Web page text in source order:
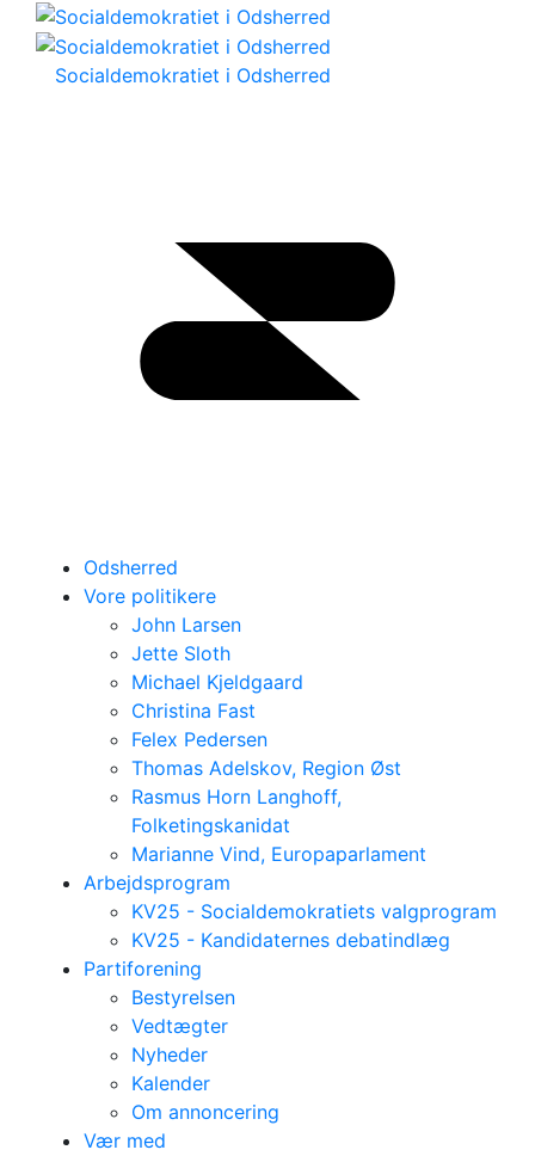
Socialdemokratiet i Odsherred
Odsherred
Vore politikere
John Larsen
Jette Sloth
Michael Kjeldgaard
Christina Fast
Felex Pedersen
Thomas Adelskov, Region Øst
Rasmus Horn Langhoff,
Folketingskanidat
Marianne Vind, Europaparlament
Arbejdsprogram
KV25 - Socialdemokratiets valgprogram
KV25 - Kandidaternes debatindlæg
Partiforening
Bestyrelsen
Vedtægter
Nyheder
Kalender
Om annoncering
Vær med